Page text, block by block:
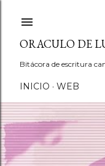
ORACULO DE
Bitácora de escritura
INICIO WEB